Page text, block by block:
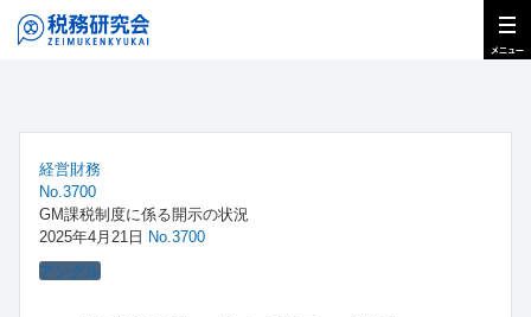
経営財務
No.3700
GM課税制度に係る開示の状況
2025年4月21日 No.3700
アングル